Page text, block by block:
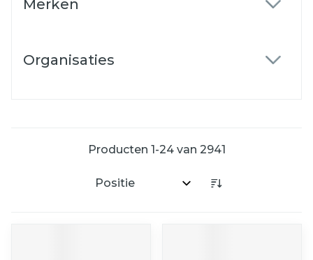
Merken
Organisaties
Producten 1-24van 2941
Sorteer op: